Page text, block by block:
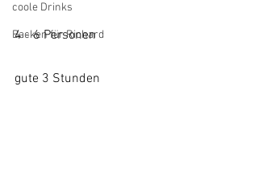
coole Drinks
Backen für Richard
4 - 6 Personen
gute 3 Stunden